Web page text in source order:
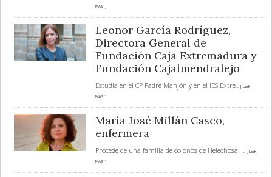
MÁS ]
Leonor García Rodríguez,
Directora General de
Fundación Caja Extremadura y
Fundación Cajalmendralejo
Estudia en el CP Padre Manjón y en el IES Extre... [ LEER
MÁS ]
María José Millán Casco,
enfermera
Procede de una familia de colonos de Helechosa.
... [ LEER
MÁS ]